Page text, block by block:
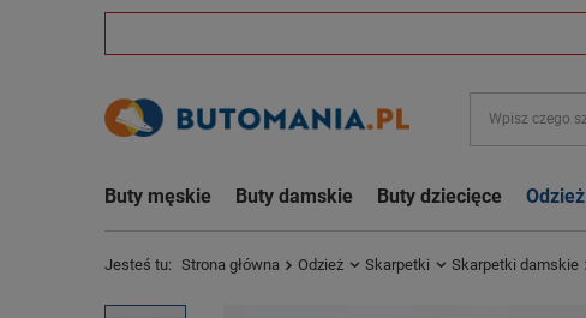
Buty męskie Buty damskie Buty dziecięce Odzież
Jesteś tu: Strona główna Odzież Skarpetki Skarpetki damskie